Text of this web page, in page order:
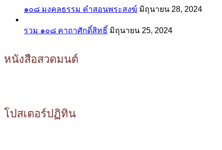
๑๐๘ มงคลธรรม คำสอนพระสงฆ์ มิถุนายน 28, 2024
รวม ๑๐๘ คาถาศักดิ์สิทธิ์ มิถุนายน 25, 2024
หนังสือสวดมนต์
โปสเตอร์ปฏิทิน